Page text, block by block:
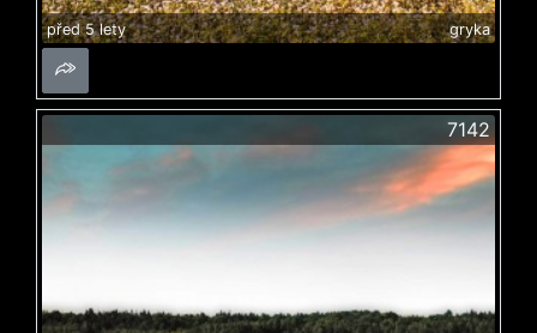
před 5 lety gryka
7142